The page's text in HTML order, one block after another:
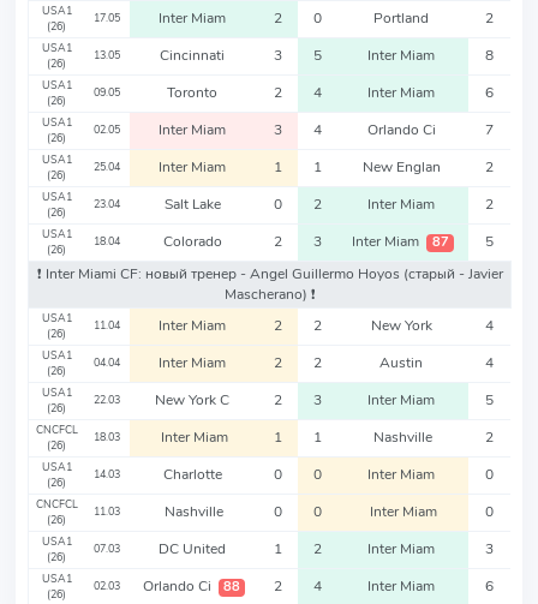
USA1
(26)
17.05 Inter Miam 2 0 Portland 2
USA1
(26)
13.05 Cincinnati 3 5 Inter Miam 8
USA1
(26)
09.05 Toronto 2 4 Inter Miam 6
USA1
(26)
02.05 Inter Miam 3 4 Orlando Ci 7
USA1
(26)
25.04 Inter Miam 1 1 New Englan 2
USA1
(26)
23.04 Salt Lake 0 2 Inter Miam 2
USA1
(26)
18.04 Colorado 2 3 Inter Miam 87
5
❗️ Inter Miami CF: новый тренер - Angel Guillermo Hoyos (старый - Javier
Mascherano) ❗️
USA1
(26)
11.04 Inter Miam 2 2 New York 4
USA1
(26)
04.04 Inter Miam 2 2 Austin 4
USA1
(26)
22.03 New York C 2 3 Inter Miam 5
CNCFCL
(26)
18.03 Inter Miam 1 1 Nashville 2
USA1
(26)
14.03 Charlotte 0 0 Inter Miam 0
CNCFCL
(26)
11.03 Nashville 0 0 Inter Miam 0
USA1
(26)
07.03 DC United 1 2 Inter Miam 3
USA1
(26)
02.03 Orlando Ci 88 2 4 Inter Miam 6